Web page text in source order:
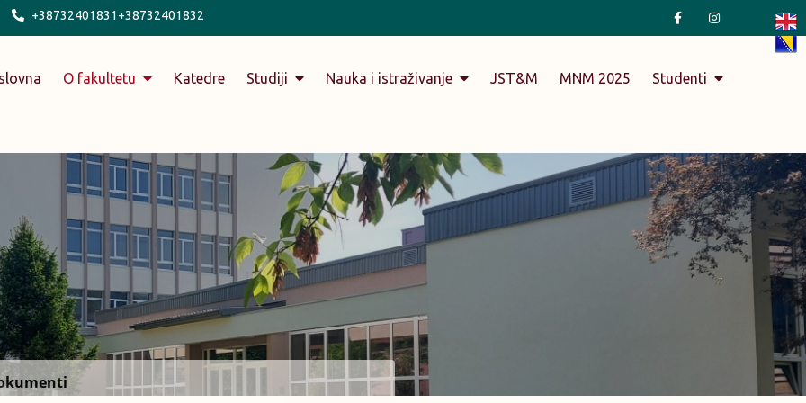
+38732401831+38732401832
O fakultetu Katedre Studiji Nauka i istraživanje JST&M MNM 2025 Studenti